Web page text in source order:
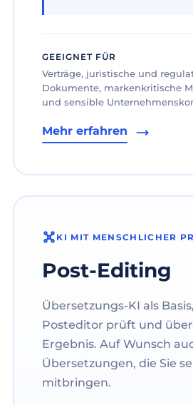
GEEIGNET FÜR
Verträge, juristische und
Dokumente, markenkritische
und sensible
Mehr erfahren
KI MIT MENSCHLICHER
Post-Editing
Übersetzungs-KI als
Posteditor prüft und
Ergebnis. Auf Wunsch
Übersetzungen, die Sie
mitbringen.